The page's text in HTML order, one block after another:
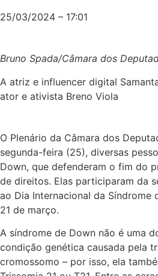
25/03/2024 – 17:01
Bruno Spada/Câmara dos
A atriz e influencer digital
ator e ativista Breno Viola
O Plenário da Câmara dos
segunda-feira (25), diversas
Down, que defenderam o fim do
de direitos. Elas participaram da
ao Dia Internacional da Síndrome
21 de março.
A síndrome de Down não é uma
condição genética causada pela
cromossomo – por isso, ela